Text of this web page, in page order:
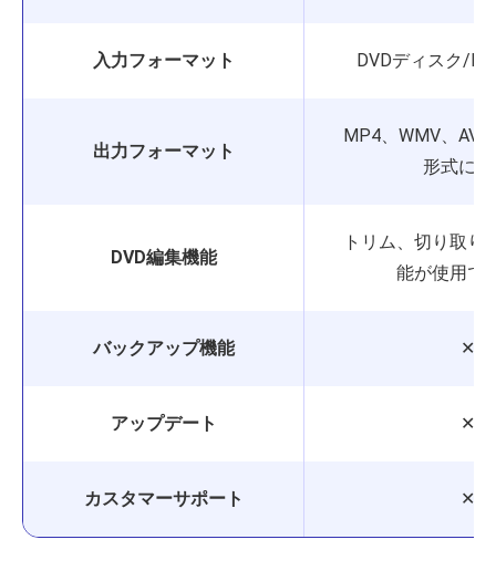
入力フォーマット DVDディスク/
出力フォーマット
MP4、WMV、AVI
形式に
DVD編集機能
トリム、切り取り
能が使用で
バックアップ機能 ✕
アップデート ✕
カスタマーサポート ✕